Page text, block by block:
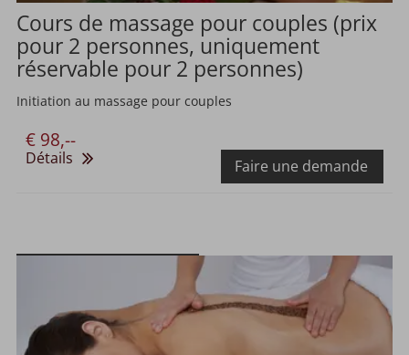
Cours de massage pour couples (prix
pour 2 personnes, uniquement
réservable pour 2 personnes)
Initiation au massage pour couples
€ 98,--
Faire une demande
Détails